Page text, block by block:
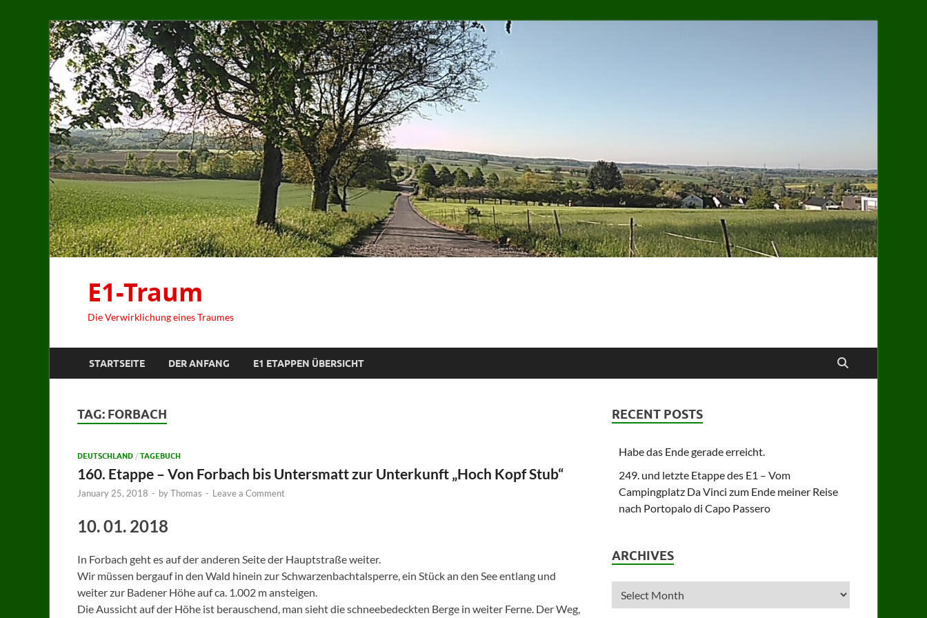
E1-Traum
Die Verwirklichung eines Traumes
STARTSEITE DER ANFANG E1 ETAPPEN ÜBERSICHT
TAG: FORBACH
DEUTSCHLAND / TAGEBUCH
160. Etappe – Von Forbach bis Untersmatt zur Unterkunft „Hoch Kopf Stub“
January 25, 2018 - byThomas - Leave a Comment
10. 01. 2018
In Forbach geht es auf der anderen Seite der Hauptstraße weiter.
Wir müssen bergauf in den Wald hinein zur Schwarzenbachtalsperre, ein Stück an den See entlang und
weiter zur Badener Höhe auf ca. 1.002 m ansteigen.
Die Aussicht auf der Höhe ist berauschend, man sieht die schneebedeckten Berge in weiter Ferne. Der Weg,
RECENT POSTS
Habe das Ende gerade erreicht.
249. und letzte Etappe des E1 – Vom
Campingplatz Da Vinci zum Ende meiner Reise
nach Portopalo di Capo Passero
ARCHIVES